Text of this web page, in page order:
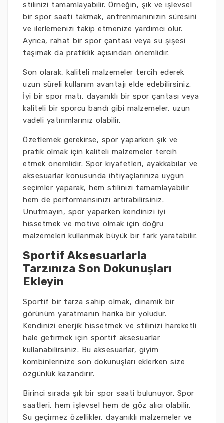
stilinizi tamamlayabilir. Örneğin, şık ve işlevsel
bir spor saati takmak, antrenmanınızın süresini
ve ilerlemenizi takip etmenize yardımcı olur.
Ayrıca, rahat bir spor çantası veya su şişesi
taşımak da pratiklik açısından önemlidir.
Son olarak, kaliteli malzemeler tercih ederek
uzun süreli kullanım avantajı elde edebilirsiniz.
İyi bir spor matı, dayanıklı bir spor çantası veya
kaliteli bir sporcu bandı gibi malzemeler, uzun
vadeli yatırımlarınız olabilir.
Özetlemek gerekirse, spor yaparken şık ve
pratik olmak için kaliteli malzemeler tercih
etmek önemlidir. Spor kıyafetleri, ayakkabılar ve
aksesuarlar konusunda ihtiyaçlarınıza uygun
seçimler yaparak, hem stilinizi tamamlayabilir
hem de performansınızı artırabilirsiniz.
Unutmayın, spor yaparken kendinizi iyi
hissetmek ve motive olmak için doğru
malzemeleri kullanmak büyük bir fark yaratabilir.
Sportif Aksesuarlarla
Tarzınıza Son Dokunuşları
Ekleyin
Sportif bir tarza sahip olmak, dinamik bir
görünüm yaratmanın harika bir yoludur.
Kendinizi enerjik hissetmek ve stilinizi hareketli
hale getirmek için sportif aksesuarlar
kullanabilirsiniz. Bu aksesuarlar, giyim
kombinlerinize son dokunuşları eklerken size
özgünlük kazandırır.
Birinci sırada şık bir spor saati bulunuyor. Spor
saatleri, hem işlevsel hem de göz alıcı olabilir.
Su geçirmez özellikler, dayanıklı malzemeler ve